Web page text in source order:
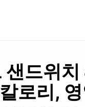
드위
로리,